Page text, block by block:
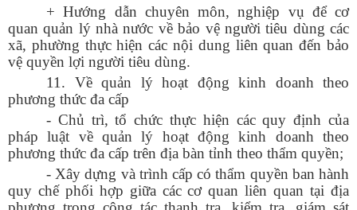
+ Hướng dẫn chuyên môn, nghiệp vụ để cơ
quan quản lý nhà nước về bảo vệ người tiêu dùng các
xã, phường thực hiện các nội dung liên quan đến bảo
vệ quyền lợi người tiêu dùng.
11. Về quản lý hoạt động kinh doanh theo
phương thức đa cấp
- Chủ trì, tổ chức thực hiện các quy định của
pháp luật về quản lý hoạt động kinh doanh theo
phương thức đa cấp trên địa bàn tỉnh theo thẩm quyền;
- Xây dựng và trình cấp có thẩm quyền ban hành
quy chế phối hợp giữa các cơ quan liên quan tại địa